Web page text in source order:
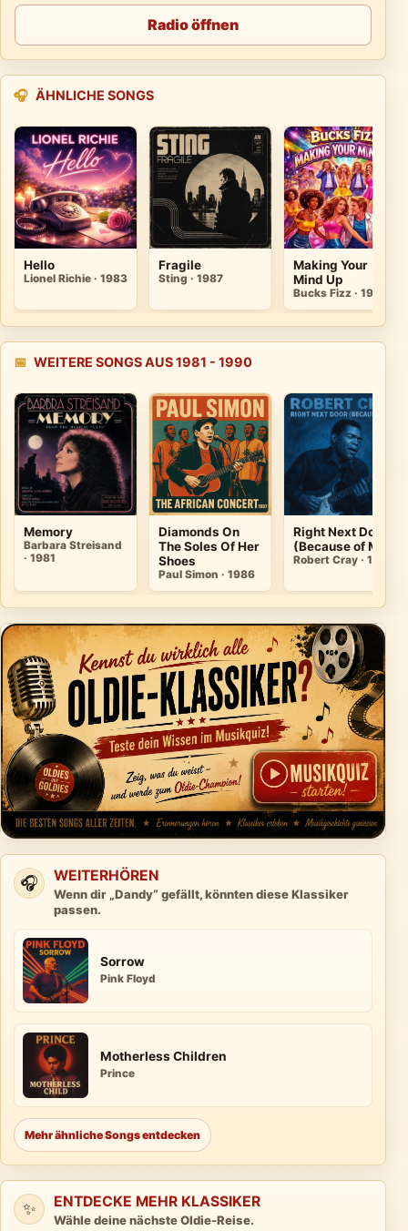
Radio öffnen
🎧 ÄHNLICHE SONGS
Hello
Lionel Richie · 1983
Fragile
Sting · 1987
Making Your
Mind Up
Bucks Fizz · 1981
📅 WEITERE SONGS AUS 1981 - 1990
Memory
Barbara Streisand
· 1981
Diamonds On
The Soles Of Her
Shoes
Paul Simon · 1986
Right Next Door
(Because of Me)
Robert Cray · 1986
🎧 WEITERHÖREN
Wenn dir „Dandy“ gefällt, könnten diese Klassiker
passen.
Sorrow
Pink Floyd
Motherless Children
Prince
Mehr ähnliche Songs entdecken
✨ ENTDECKE MEHR KLASSIKER
Wähle deine nächste Oldie-Reise.